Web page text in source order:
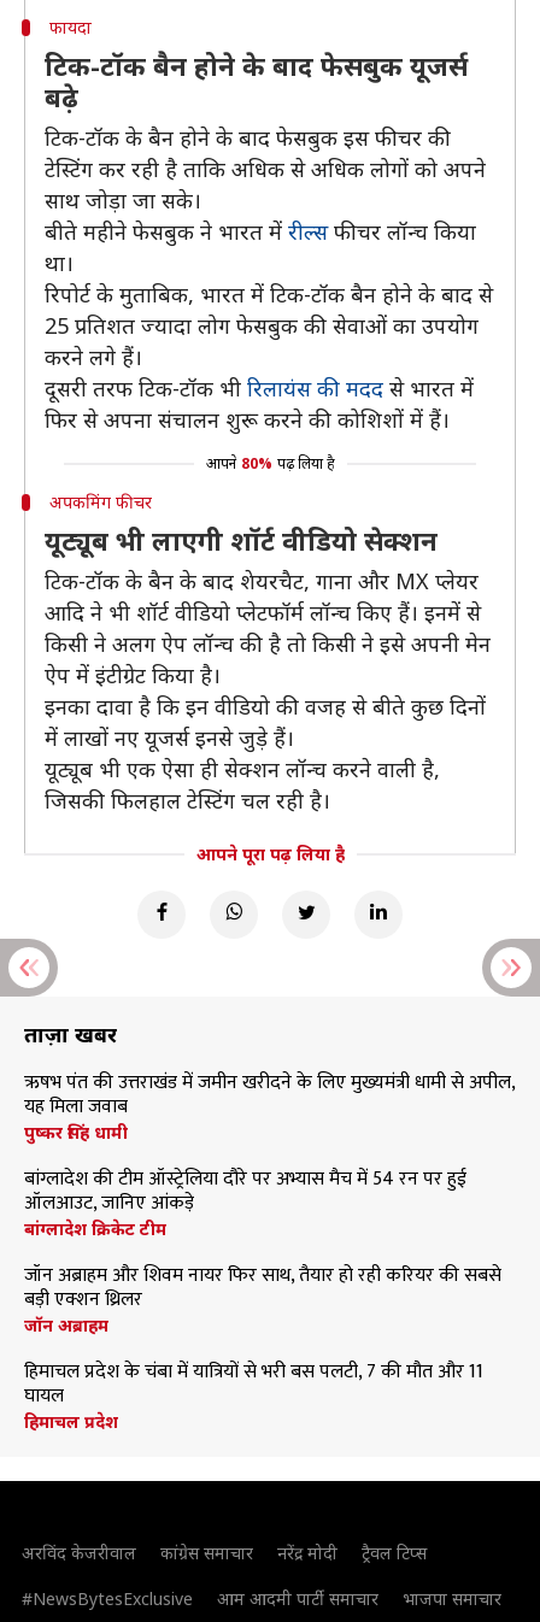
फायदा
टिक-टॉक बैन होने के बाद फेसबुक यूजर्स
बढ़े
टिक-टॉक के बैन होने के बाद फेसबुक इस फीचर की
टेस्टिंग कर रही है ताकि अधिक से अधिक लोगों को अपने
साथ जोड़ा जा सके।
बीते महीने फेसबुक ने भारत में रील्सफीचर लॉन्च किया
था।
रिपोर्ट के मुताबिक, भारत में टिक-टॉक बैन होने के बाद से
25 प्रतिशत ज्यादा लोग फेसबुक की सेवाओं का उपयोग
करने लगे हैं।
दूसरी तरफ टिक-टॉक भी रिलायंस की मदद से भारत में
फिर से अपना संचालन शुरू करने की कोशिशों में हैं।
आपने 80% पढ़ लिया है
अपकमिंग फीचर
यूट्यूब भी लाएगी शॉर्ट वीडियो सेक्शन
टिक-टॉक के बैन के बाद शेयरचैट, गाना और MX प्लेयर
आदि ने भी शॉर्ट वीडियो प्लेटफॉर्म लॉन्च किए हैं। इनमें से
किसी ने अलग ऐप लॉन्च की है तो किसी ने इसे अपनी मेन
ऐप में इंटीग्रेट किया है।
इनका दावा है कि इन वीडियो की वजह से बीते कुछ दिनों
में लाखों नए यूजर्स इनसे जुड़े हैं।
यूट्यूब भी एक ऐसा ही सेक्शन लॉन्च करने वाली है,
जिसकी फिलहाल टेस्टिंग चल रही है।
आपने पूरा पढ़ लिया है
ताज़ा खबरें
ऋषभ पंत की उत्तराखंड में जमीन खरीदने के लिए मुख्यमंत्री धामी से अपील,
यह मिला जवाब
पुष्कर सिंह धामी
बांग्लादेश की टीम ऑस्ट्रेलिया दौरे पर अभ्यास मैच में 54 रन पर हुई
ऑलआउट, जानिए आंकड़े
बांग्लादेश क्रिकेट टीम
जॉन अब्राहम और शिवम नायर फिर साथ, तैयार हो रही करियर की सबसे
बड़ी एक्शन थ्रिलर
जॉन अब्राहम
हिमाचल प्रदेश के चंबा में यात्रियों से भरी बस पलटी, 7 की मौत और 11
घायल
हिमाचल प्रदेश
अरविंद केजरीवाल कांग्रेस समाचार नरेंद्र मोदी
ट्रैवल टिप्स
#NewsBytesExclusive
आम आदमी पार्टी समाचार भाजपा समाचार